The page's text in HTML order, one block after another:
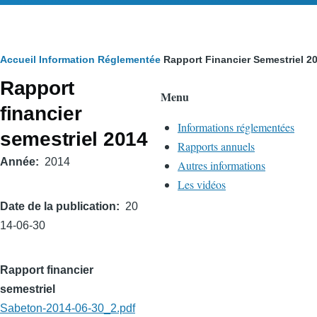
Fil
d'Ariane
Accueil Information Réglementée Rapport Financier Semestriel
Rapport
financier
semestriel 2014
Année 2014
Date de la publication
20
14-06-30
Rapport financier
semestriel
Sabeton-2014-06-30_2.pdf
Menu
Informations réglementées
Rapports annuels
Autres informations
Les vidéos